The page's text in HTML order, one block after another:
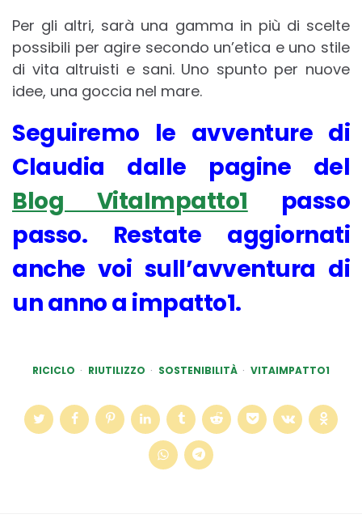
Per gli altri, sarà una gamma in più di scelte
possibili per agire secondo un’etica e uno stile
di vita altruisti e sani. Uno spunto per nuove
idee, una goccia nel mare.
Seguiremo le avventure di
Claudia dalle pagine del
Blog VitaImpatto1 passo
passo. Restate aggiornati
anche voi sull’avventura di
un anno a impatto1.
RICICLO RIUTILIZZO SOSTENIBILITÀ VITAIMPATTO1